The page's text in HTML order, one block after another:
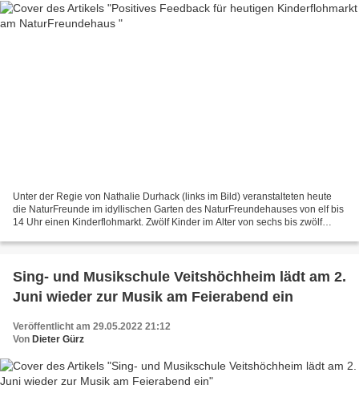
Unter der Regie von Nathalie Durhack (links im Bild) veranstalteten heute
die NaturFreunde im idyllischen Garten des NaturFreundehauses von elf bis
14 Uhr einen Kinderflohmarkt. Zwölf Kinder im Alter von sechs bis zwölf
Sing- und Musikschule Veitshöchheim lädt am 2.
Juni wieder zur Musik am Feierabend ein
Veröffentlicht am 29.05.2022 21:12
Von Dieter Gürz